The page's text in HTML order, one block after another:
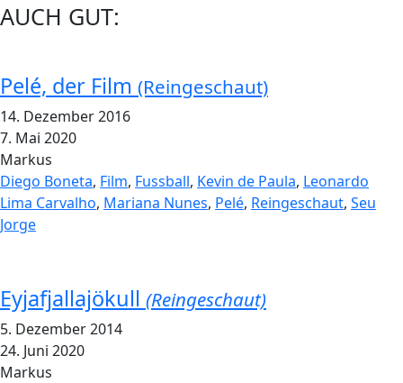
AUCH GUT:
Pelé, der Film (Reingeschaut)
14. Dezember 2016
7. Mai 2020
Markus
Diego Boneta, Film, Fussball, Kevin de Paula, Leonardo
Lima Carvalho, Mariana Nunes, Pelé, Reingeschaut, Seu
Jorge
Eyjafjallajökull (Reingeschaut)
5. Dezember 2014
24. Juni 2020
Markus